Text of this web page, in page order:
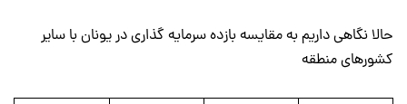
حالا نگاهی داریم به مقایسه بازده سرمایه گذاری در یونان با سایر
کشورهای منطقه